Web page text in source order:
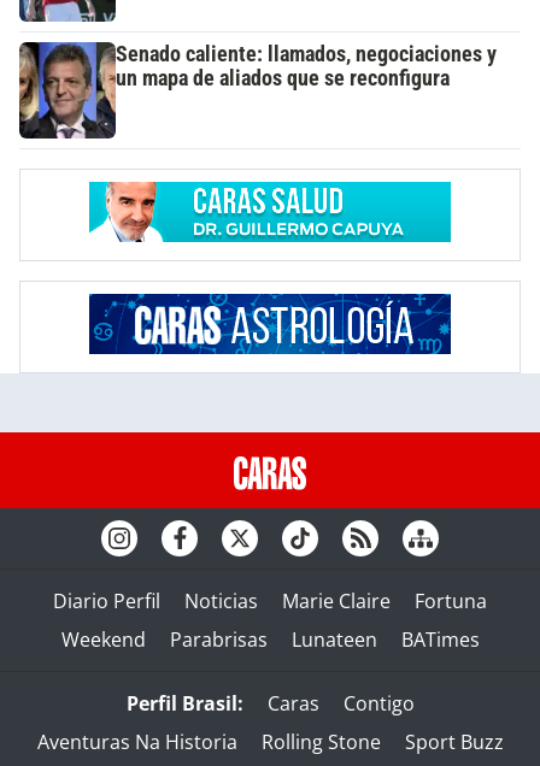
Senado caliente: llamados, negociaciones y
un mapa de aliados que se reconfigura
Diario Perfil Noticias Marie Claire
Fortuna
Weekend
Parabrisas Lunateen BATimes
Perfil Brasil: Caras
Contigo
Aventuras Na Historia
Rolling Stone Sport Buzz